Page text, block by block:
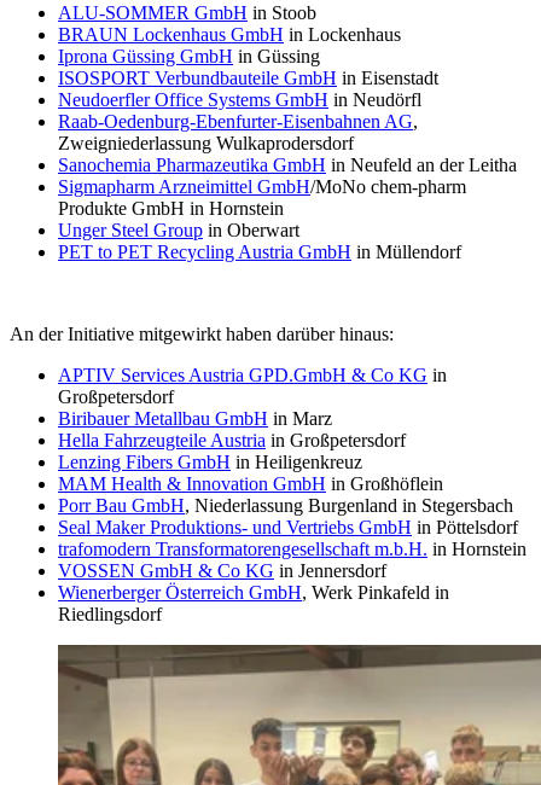
ALU-SOMMER GmbH in Stoob
BRAUN Lockenhaus GmbH in Lockenhaus
Iprona Güssing GmbH in Güssing
ISOSPORT Verbundbauteile GmbH in Eisenstadt
Neudoerfler Office Systems GmbH in Neudörfl
Raab-Oedenburg-Ebenfurter-Eisenbahnen AG,
Zweigniederlassung Wulkaprodersdorf
Sanochemia Pharmazeutika GmbH in Neufeld an der Leitha
Sigmapharm Arzneimittel GmbH/MoNo chem-pharm
Produkte GmbH in Hornstein
Unger Steel Group in Oberwart
PET to PET Recycling Austria GmbH in Müllendorf
An der Initiative mitgewirkt haben darüber hinaus:
APTIV Services Austria GPD.GmbH & Co KG in
Großpetersdorf
Biribauer Metallbau GmbH in Marz
Hella Fahrzeugteile Austria in Großpetersdorf
Lenzing Fibers GmbH in Heiligenkreuz
MAM Health & Innovation GmbH in Großhöflein
Porr Bau GmbH, Niederlassung Burgenland in Stegersbach
Seal Maker Produktions- und Vertriebs GmbH in Pöttelsdorf
trafomodern Transformatorengesellschaft m.b.H. in Hornstein
VOSSEN GmbH & Co KG in Jennersdorf
Wienerberger Österreich GmbH, Werk Pinkafeld in
Riedlingsdorf